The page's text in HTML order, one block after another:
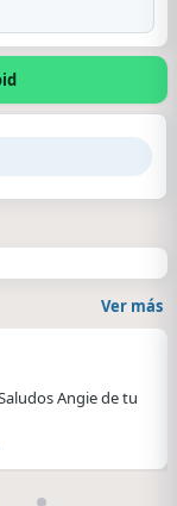
Ver más
Angie de tu